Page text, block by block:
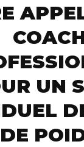
UN
DE